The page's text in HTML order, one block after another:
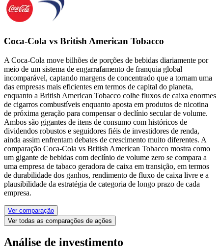
Coca-Cola vs British American Tobacco
A Coca-Cola move bilhões de porções de bebidas diariamente por
meio de um sistema de engarrafamento de franquia global
incomparável, captando margens de concentrado que a tornam uma
das empresas mais eficientes em termos de capital do planeta,
enquanto a British American Tobacco colhe fluxos de caixa enormes
de cigarros combustíveis enquanto aposta em produtos de nicotina
de próxima geração para compensar o declínio secular de volume.
Ambos são gigantes de itens de consumo com históricos de
dividendos robustos e seguidores fiéis de investidores de renda,
ainda assim enfrentam debates de crescimento muito diferentes. A
comparação Coca-Cola vs British American Tobacco mostra como
um gigante de bebidas com declínio de volume zero se compara a
uma empresa de tabaco geradora de caixa em transição, em termos
de durabilidade dos ganhos, rendimento de fluxo de caixa livre e a
plausibilidade da estratégia de categoria de longo prazo de cada
empresa.
Ver comparação
Ver todas as comparações de ações
Análise de investimento